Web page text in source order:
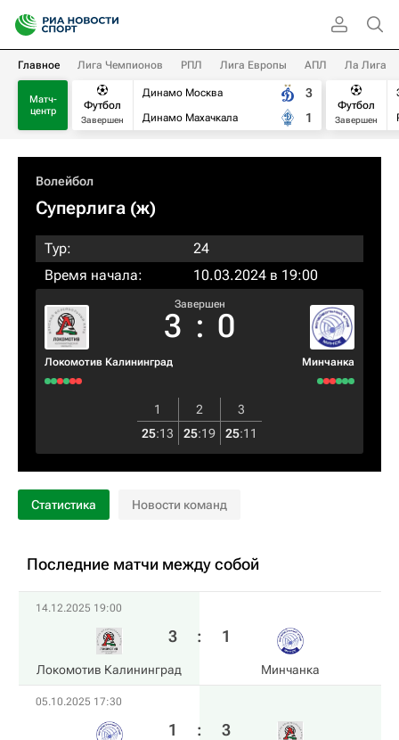
Главное Лига Чемпионов РПЛ Лига Европы АПЛ Ла Лига
Матч-
центр
Футбол
Завершен
Динамо Москва
Динамо Махачкала
3
1
Футбол
Завершен
Волейбол
Суперлига (ж)
Тур:
24
Время начала:
10.03.2024 в 19:00
Локомотив Калининград
Завершен
3 : 0
Минчанка
1 2
3
25:13 25:19 25:11
Статистика Новости команд
Последние матчи между собой
14.12.2025 19:00
Локомотив Калининград
3 : 1
Минчанка
05.10.2025 17:30
1 : 3